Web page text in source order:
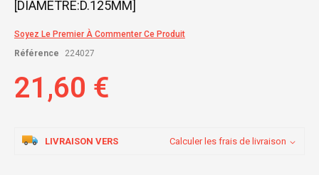
the
of
images
[DIAMÈTRE:D.125MM]
Soyez Le Premier À Commenter Ce Produit
Référence
224027
21,60 €
LIVRAISON VERS Calculer les frais de livraison